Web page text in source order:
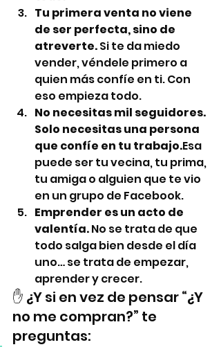
Tu primera venta no viene
de ser perfecta, sino de
atreverte. Si te da miedo
vender, véndele primero a
quien más confíe en ti. Con
eso empieza todo.
No necesitas mil seguidores.
Solo necesitas una persona
que confíe en tu trabajo.Esa
puede ser tu vecina, tu prima,
tu amiga o alguien que te vio
en un grupo de Facebook.
Emprender es un acto de
valentía. No se trata de que
todo salga bien desde el día
uno… se trata de empezar,
aprender y crecer.
✋ ¿Y si en vez de pensar “¿Y
no me compran?” te
preguntas: